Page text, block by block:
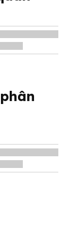
dính vào mắt,